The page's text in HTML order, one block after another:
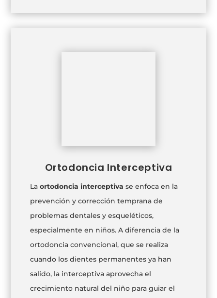
Ortodoncia Interceptiva
Laortodoncia interceptiva se enfoca en la
prevención y corrección temprana de
problemas dentales y esqueléticos,
especialmente en niños. A diferencia de la
ortodoncia convencional, que se realiza
cuando los dientes permanentes ya han
salido, la interceptiva aprovecha el
crecimiento natural del niño para guiar el